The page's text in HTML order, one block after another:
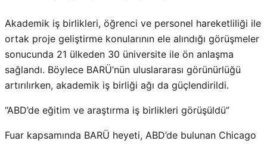
Akademik iş birlikleri, öğrenci ve personel hareketliliği ile
ortak proje geliştirme konularının ele alındığı görüşmeler
sonucunda 21 ülkeden 30 üniversite ile ön anlaşma
sağlandı. Böylece BARÜ’nün uluslararası görünürlüğü
artırılırken, akademik iş birliği ağı da güçlendirildi.
“ABD’de eğitim ve araştırma iş birlikleri görüşüldü”
Fuar kapsamında BARÜ heyeti, ABD’de bulunan Chicago